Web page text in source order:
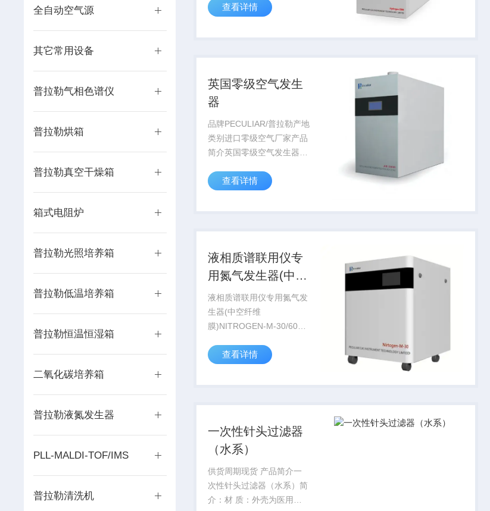
全自动空气源
其它常用设备
普拉勒气相色谱仪
普拉勒烘箱
普拉勒真空干燥箱
箱式电阻炉
普拉勒光照培养箱
普拉勒低温培养箱
普拉勒恒温恒湿箱
二氧化碳培养箱
普拉勒液氮发生器
PLL-MALDI-TOF/IMS
普拉勒清洗机
度： 99.9995-99.9999% 输
量： 500ml/m...
查看详情
英国零级空气发生
器
品牌PECULIAR/普拉勒产地
类别进口零级空气厂家产品
简介英国零级空气发生器零
装置，通过对压缩空气中的
产生低于0.05ppm碳氢化合
查看详情
液相质谱联用仪专
用氮气发生器(中空
纤维膜)
液相质谱联用仪专用氮气发
生器(中空纤维
膜)NITROGEN-M-30/60采
化，即可连续获得洁净、干
气，氮气纯度和流量稳定，
查看详情
一次性针头过滤器
（水系）
供货周期现货 产品简介一
次性针头过滤器（水系）简
介：材 质：外壳为医用级